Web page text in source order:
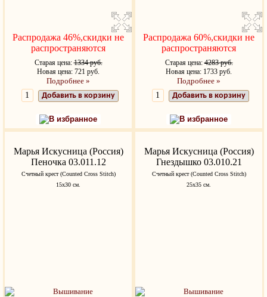
Распродажа 46%,скидки не
распространяются
Старая цена:1334 руб.
Новая цена: 721 руб.
Подробнее »
Добавить в корзину
В избранное
Распродажа 60%,скидки не
распространяются
Старая цена:4283 руб.
Новая цена: 1733 руб.
Подробнее »
Добавить в корзину
В избранное
Марья Искусница (Россия)
Пеночка 03.011.12
Счетный крест (Counted Cross Stitch)
15x30 см.
Марья Искусница (Россия)
Гнездышко 03.010.21
Счетный крест (Counted Cross Stitch)
25x35 см.